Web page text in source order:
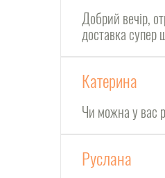
Добрий вечір,
доставка супер
Катерина
Чи можна у вас
Руслана